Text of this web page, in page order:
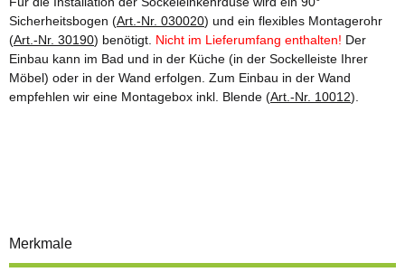
Sicherheitsbogen (Art.-Nr. 030020) und ein flexibles Montagerohr
(Art.-Nr. 30190) benötigt. Nicht im Lieferumfang enthalten! Der
Einbau kann im Bad und in der Küche (in der Sockelleiste Ihrer
Möbel) oder in der Wand erfolgen. Zum Einbau in der Wand
empfehlen wir eine Montagebox inkl. Blende (Art.-Nr. 10012).
Merkmale